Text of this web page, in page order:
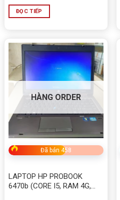
ĐỌC TIẾP
HÀNG ORDER
Đã bán 458
LAPTOP HP PROBOOK
6470b (CORE I5, RAM 4G,